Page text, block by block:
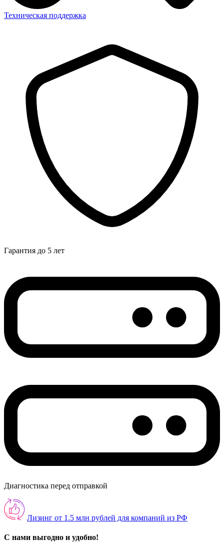
Техническая поддержка
Гарантия до 5 лет
Диагностика перед отправкой
Лизинг от 1.5 млн рублей для компаний из РФ
С нами выгодно и удобно!